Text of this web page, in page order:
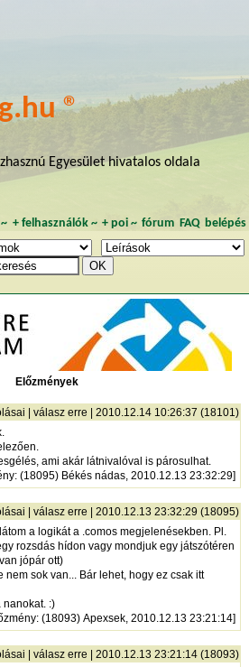
®
Egyesület hivatalos oldala
~ + felhasználók~ + poi~ fórum FAQ belépés
Előzmények
válasz erre | 2010.12.14 10:26:37 (18101)
ami akár látnivalóval is párosulhat.
: (18095) Békés nádas, 2010.12.13 23:32:29]
válasz erre | 2010.12.13 23:32:29 (18095)
a logikát a .comos megjelenésekben. Pl.
rozsdás hídon vagy mondjuk egy játszótéren
jópár ott)
nem sok van... Bár lehet, hogy ez csak itt
nanokat. :)
: (18093) Apexsek, 2010.12.13 23:21:14]
válasz erre | 2010.12.13 23:21:14 (18093)